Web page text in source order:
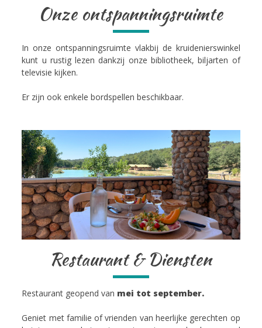
Onze ontspanningsruimte
In onze ontspanningsruimte vlakbij de kruidenierswinkel
kunt u rustig lezen dankzij onze bibliotheek, biljarten of
televisie kijken.
Er zijn ook enkele bordspellen beschikbaar.
Restaurant & Diensten
Restaurant geopend van mei tot september.
Geniet met familie of vrienden van heerlijke gerechten op